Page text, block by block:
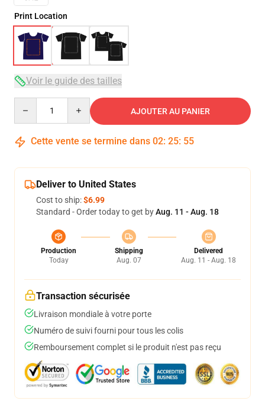
Print Location
Voir le guide des tailles
AJOUTER AU PANIER
Cette vente se termine dans 02: 25: 54
Deliver to United States
Cost to ship:$6.99
Standard - Order today to get byAug. 11 - Aug. 18
Production
Today
Shipping
Aug. 07
Delivered
Aug. 11 - Aug. 18
Transaction sécurisée
Livraison mondiale à votre porte
Numéro de suivi fourni pour tous les colis
Remboursement complet si le produit n'est pas reçu